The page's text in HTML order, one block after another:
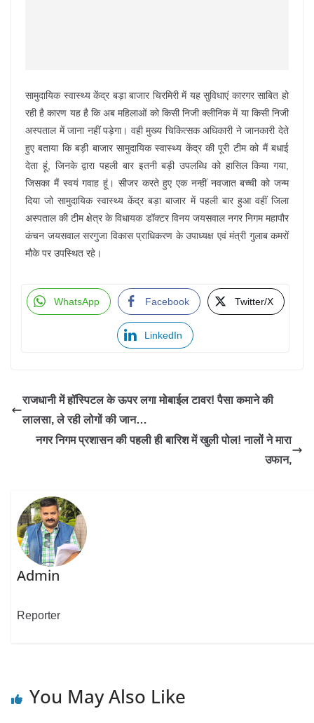
सामुदायिक स्वास्थ्य केंद्र बड़ा बाजार चिरमिरी में यह सुविधाएं कारगर साबित हो
रही है कारण यह है कि अब महिलाओं को किसी निजी क्लीनिक में या किसी निजी
अस्पताल में जाना नहीं पड़ेगा। वही मुख्य चिकित्सक अधिकारी ने जानकारी देते
हुए बताया कि बड़ी बाजार सामुदायिक स्वास्थ्य केंद्र की पूरी टीम को मैं बधाई
देता हूं, जिनके द्वारा पहली बार इतनी बड़ी उपलब्धि को हासिल किया गया,
जिसका मैं स्वयं गवाह हूं। सीजर करते हुए एक नन्हीं नवजात बच्ची को जन्म
दिया जो सामुदायिक स्वास्थ्य केंद्र बड़ा बाजार में पहली बार हुआ वहीं जिला
अस्पताल की टीम क्षेत्र के विधायक डॉक्टर विनय जयसवाल नगर निगम महापौर
कंचन जयसवाल सरगुजा विकास प्राधिकरण के उपाध्यक्ष एवं मंत्री गुलाब कमरों
मौके पर उपस्थित रहे।
WhatsApp Facebook Twitter/X
LinkedIn
राजधानी में हॉस्पिटल के ऊपर लगा मोबाईल टावर! पैसा कमाने की
लालसा, ले रही लोगों की जान…
नगर निगम प्रशासन की पहली ही बारिश में खुली पोल! नालों ने मारा
उफान,
Admin
Reporter
You May Also Like